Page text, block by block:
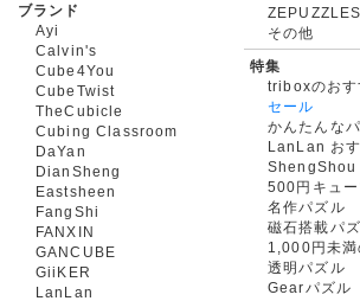
ブランド
Ayi
Calvin's
Cube4You
CubeTwist
TheCubicle
Cubing Classroom
DaYan
DianSheng
Eastsheen
FangShi
FANXIN
GANCUBE
GiiKER
LanLan
ZEPUZZLES
その他
特集
triboxのおす
セール
かんたんな
LanLan お
ShengShou
500円キュー
名作パズル
磁石搭載パ
1,000円未満
透明パズル
Gearパズル